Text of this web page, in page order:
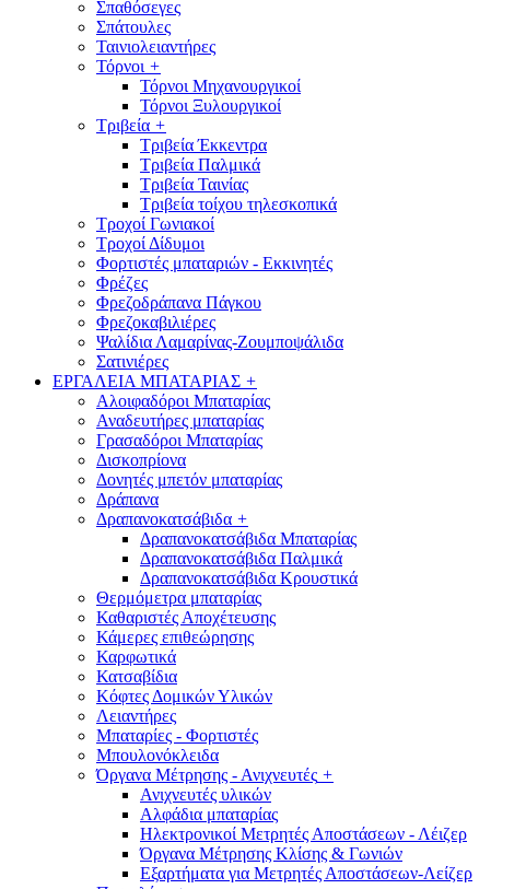
Σπαθόσεγες
Σπάτουλες
Ταινιολειαντήρες
Τόρνοι +
Τόρνοι Μηχανουργικοί
Τόρνοι Ξυλουργικοί
Τριβεία +
Τριβεία Έκκεντρα
Τριβεία Παλμικά
Τριβεία Ταινίας
Τριβεία τοίχου τηλεσκοπικά
Τροχοί Γωνιακοί
Τροχοί Δίδυμοι
Φορτιστές μπαταριών - Εκκινητές
Φρέζες
Φρεζοδράπανα Πάγκου
Φρεζοκαβιλιέρες
Ψαλίδια Λαμαρίνας-Ζουμποψάλιδα
Σατινιέρες
ΕΡΓΑΛΕΙΑ ΜΠΑΤΑΡΙΑΣ +
Αλοιφαδόροι Μπαταρίας
Αναδευτήρες μπαταρίας
Γρασαδόροι Μπαταρίας
Δισκοπρίονα
Δονητές μπετόν μπαταρίας
Δράπανα
Δραπανοκατσάβιδα +
Δραπανοκατσάβιδα Μπαταρίας
Δραπανοκατσάβιδα Παλμικά
Δραπανοκατσάβιδα Κρουστικά
Θερμόμετρα μπαταρίας
Καθαριστές Αποχέτευσης
Κάμερες επιθεώρησης
Καρφωτικά
Κατσαβίδια
Κόφτες Δομικών Υλικών
Λειαντήρες
Μπαταρίες - Φορτιστές
Μπουλονόκλειδα
Όργανα Μέτρησης - Ανιχνευτές +
Ανιχνευτές υλικών
Αλφάδια μπαταρίας
Ηλεκτρονικοί Μετρητές Αποστάσεων - Λέιζερ
Όργανα Μέτρησης Κλίσης & Γωνιών
Εξαρτήματα για Μετρητές Αποστάσεων-Λείζερ